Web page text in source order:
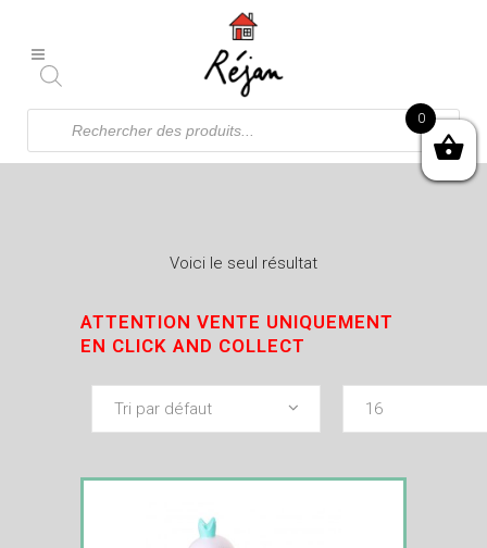
Recherche
produits
Voici le seul résultat
ATTENTION VENTE UNIQUEMENT
EN CLICK AND COLLECT
Tri par défaut 16
0